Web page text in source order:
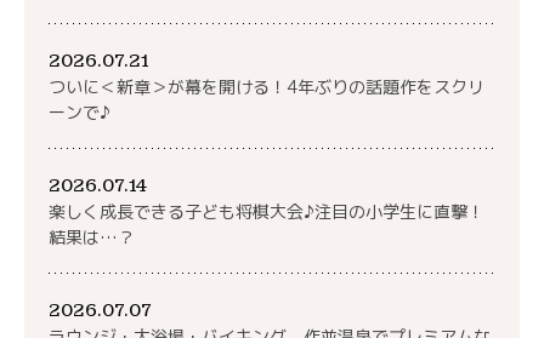
2026.07.21
ついに＜新章＞が幕を開ける！4年ぶりの話題作をスクリ
ーンで♪
2026.07.14
楽しく成長できる子ども将棋大会♪注目の小学生に直撃！
結果は…？
2026.07.07